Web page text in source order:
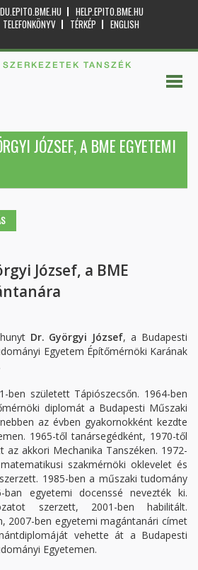
HELP.EPITO.BME.HU
TELEFONKÖNYV TÉRKÉP
ENGLISH
TANSZÉK
JÓZSEF, A BME EGYETEMI
József, a BME
Dr. Györgyi József, a Budapesti
Egyetem Építőmérnöki Karának
ben született Tápiószecsőn. 1964-ben
diplomát a Budapesti Műszaki
az évben gyakornokként kezdte
1965-től tanársegédként, 1970-től
akkori Mechanika Tanszéken. 1972-
szakmérnöki oklevelet és
1985-ben a műszaki tudomány
ban egyetemi docenssé nevezték ki.
szerzett, 2001-ben habilitált.
2007-ben egyetemi magántanári címet
vehette át a Budapesti
Egyetemen.